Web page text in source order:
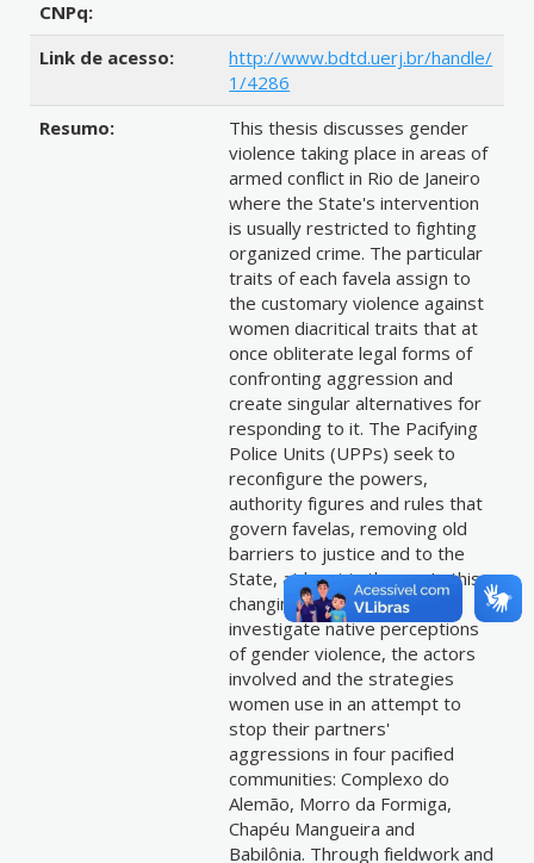
CNPq:
Link de acesso:
http://www.bdtd.uerj.br/handle/
1/4286
Resumo:
This thesis discusses gender
violence taking place in areas of
armed conflict in Rio de Janeiro
where the State's intervention
is usually restricted to fighting
organized crime. The particular
traits of each favela assign to
the customary violence against
women diacritical traits that at
once obliterate legal forms of
confronting aggression and
create singular alternatives for
responding to it. The Pacifying
Police Units (UPPs) seek to
reconfigure the powers,
authority figures and rules that
govern favelas, removing old
barriers to justice and to the
State, at least in theory. In this
changing setting, I seek to
investigate native perceptions
of gender violence, the actors
involved and the strategies
women use in an attempt to
stop their partners'
aggressions in four pacified
communities: Complexo do
Alemão, Morro da Formiga,
Chapéu Mangueira and
Babilônia. Through fieldwork and